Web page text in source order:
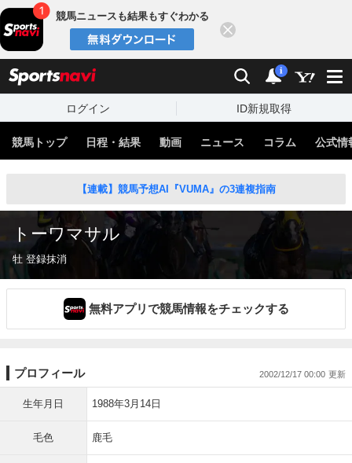
競馬ニュースも結果もすぐわかる
検索 通知
i
ログイン ID新規取得
競馬トップ 日程・結果 動画 ニュース コラム 公式情
【連載】競馬予想AI『VUMA』の3連複指南
トーワマサル
牡 登録抹消
無料アプリで競馬情報をチェックする
プロフィール 2002/12/17 00:00
生年月日 1988年3月14日
毛色 鹿毛